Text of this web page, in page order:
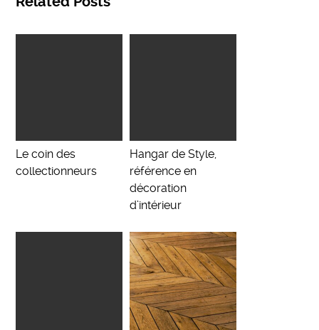
Le coin des
collectionneurs
Hangar de Style,
référence en
décoration
d’intérieur